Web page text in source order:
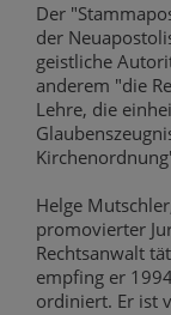
Der
der
geistliche
anderem "die
Lehre, die
Helge
promovierter
Rechtsanwalt
empfing er
ordiniert. Er ist